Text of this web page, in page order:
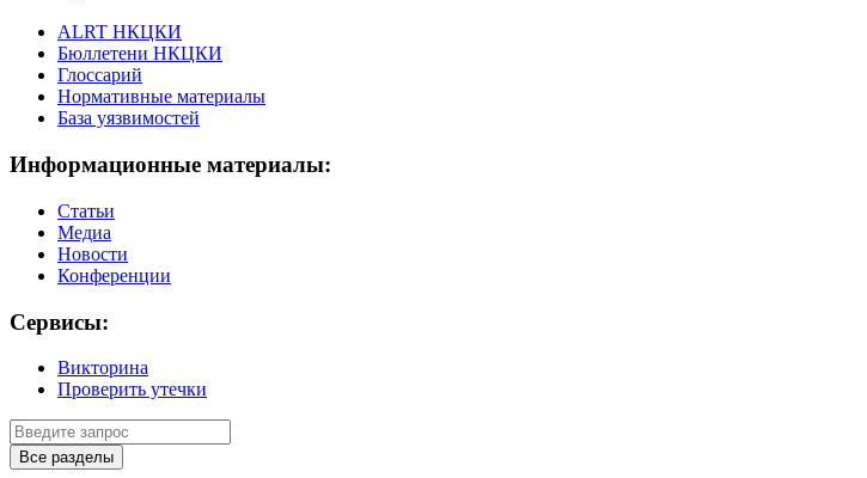
ALRT НКЦКИ
Бюллетени НКЦКИ
Глоссарий
Нормативные материалы
База уязвимостей
Информационные материалы:
Статьи
Медиа
Новости
Конференции
Сервисы:
Викторина
Проверить утечки
Все разделы